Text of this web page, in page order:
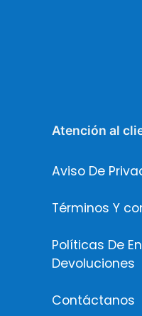
Atención al
Aviso De
Términos Y
Políticas De
Devoluciones
Contáctanos